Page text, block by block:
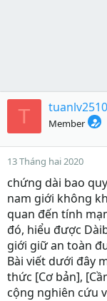
T tuanlv2510
Member
13 Tháng hai 2020
chứng dài bao
nam giới không
quan đến tính
đó, hiểu được
giới giữ an toàn
Bài viết dưới đây
thức [Cơ bản],
cộng nghiên cứu